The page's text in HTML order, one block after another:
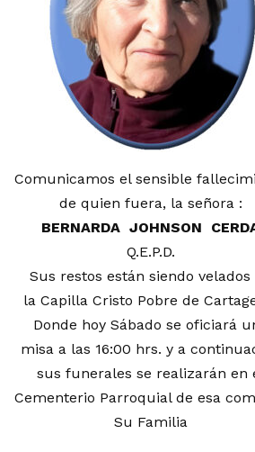
Comunicamos el sensible
de quien fuera, la señora :
BERNARDA JOHNSON
Q.E.P.D.
Sus restos están siendo velados
la Capilla Cristo Pobre de
Donde hoy Sábado se oficiará
misa a las 16:00 hrs. y a
sus funerales se realizarán en
Cementerio Parroquial de esa
Su Familia